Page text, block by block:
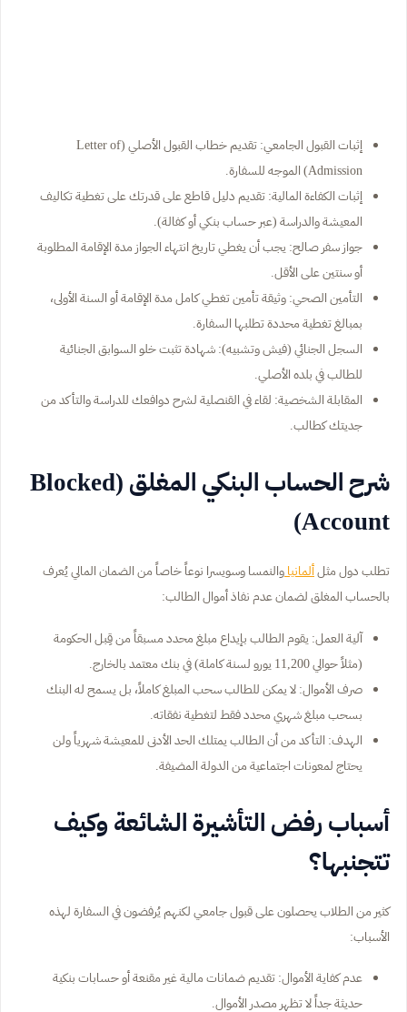
إثبات القبول الجامعي: تقديم خطاب القبول الأصلي (Letter of
Admission) الموجه للسفارة.
إثبات الكفاءة المالية: تقديم دليل قاطع على قدرتك على تغطية تكاليف
المعيشة والدراسة (عبر حساب بنكي أو كفالة).
جواز سفر صالح: يجب أن يغطي تاريخ انتهاء الجواز مدة الإقامة المطلوبة
أو سنتين على الأقل.
التأمين الصحي: وثيقة تأمين تغطي كامل مدة الإقامة أو السنة الأولى،
بمبالغ تغطية محددة تطلبها السفارة.
السجل الجنائي (فيش وتشبيه): شهادة تثبت خلو السوابق الجنائية
للطالب في بلده الأصلي.
المقابلة الشخصية: لقاء في القنصلية لشرح دوافعك للدراسة والتأكد من
جديتك كطالب.
شرح الحساب البنكي المغلق (Blocked
Account)
تطلب دول مثلألمانياوالنمسا وسويسرا نوعاً خاصاً من الضمان المالي يُعرف
بالحساب المغلق لضمان عدم نفاذ أموال الطالب:
آلية العمل: يقوم الطالب بإيداع مبلغ محدد مسبقاً من قِبل الحكومة
(مثلاً حوالي 11,200 يورو لسنة كاملة) في بنك معتمد بالخارج.
صرف الأموال: لا يمكن للطالب سحب المبلغ كاملاً، بل يسمح له البنك
بسحب مبلغ شهري محدد فقط لتغطية نفقاته.
الهدف: التأكد من أن الطالب يمتلك الحد الأدنى للمعيشة شهرياً ولن
يحتاج لمعونات اجتماعية من الدولة المضيفة.
أسباب رفض التأشيرة الشائعة وكيف
تتجنبها؟
كثير من الطلاب يحصلون على قبول جامعي لكنهم يُرفضون في السفارة لهذه
الأسباب:
عدم كفاية الأموال: تقديم ضمانات مالية غير مقنعة أو حسابات بنكية
حديثة جداً لا تظهر مصدر الأموال.